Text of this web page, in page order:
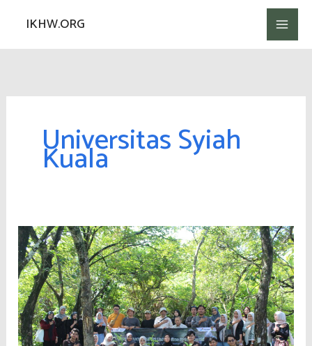
konten
IKHW.ORG
Universitas Syiah
Kuala